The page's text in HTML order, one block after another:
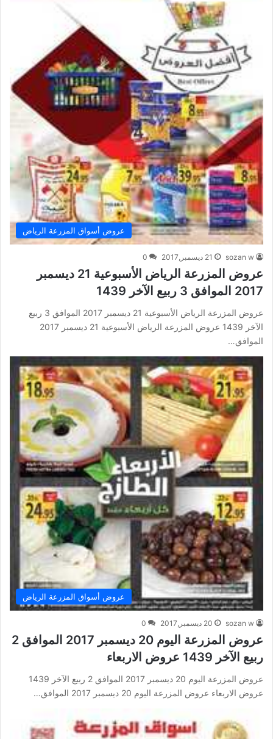
عروض أسواق المزرعة الرياض
sozan w 21 ديسمبر,2017 0
عروض المزرعة الرياض الأسبوعية 21 ديسمبر
2017 الموافق 3 ربيع الآخر 1439
عروض المزرعة الرياض الأسبوعية 21 ديسمبر 2017 الموافق 3 ربيع
الآخر 1439 عروض المزرعة الرياض الأسبوعية 21 ديسمبر 2017
الموافق…
عروض أسواق المزرعة الرياض
sozan w 20 ديسمبر,2017 0
عروض المزرعة اليوم 20 ديسمبر 2017 الموافق 2
ربيع الآخر 1439 عروض الاربعاء
عروض المزرعة اليوم 20 ديسمبر 2017 الموافق 2 ربيع الآخر 1439
عروض الاربعاء عروض المزرعة اليوم 20 ديسمبر 2017 الموافق…